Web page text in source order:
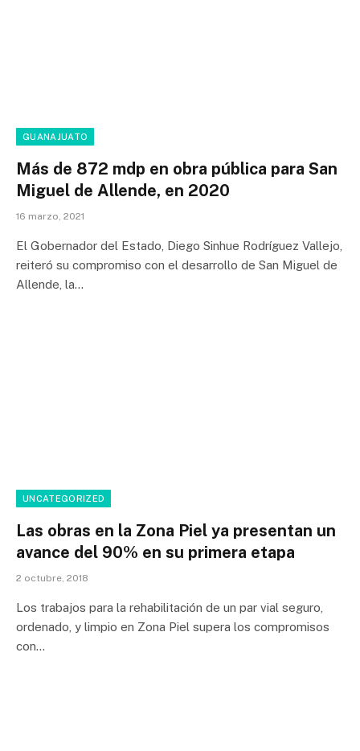
GUANAJUATO
Más de 872 mdp en obra pública para San
Miguel de Allende, en 2020
16 marzo, 2021
El Gobernador del Estado, Diego Sinhue Rodríguez Vallejo,
reiteró su compromiso con el desarrollo de San Miguel de
Allende, la…
UNCATEGORIZED
Las obras en la Zona Piel ya presentan un
avance del 90% en su primera etapa
2 octubre, 2018
Los trabajos para la rehabilitación de un par vial seguro,
ordenado, y limpio en Zona Piel supera los compromisos
con…